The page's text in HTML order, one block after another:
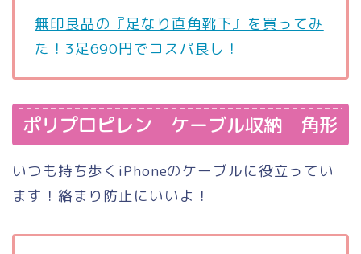
無印良品の『足なり直角靴下』を買ってみ
た！3足690円でコスパ良し！
ポリプロピレン ケーブル収納 角形
いつも持ち歩くiPhoneのケーブルに役立ってい
ます！絡まり防止にいいよ！